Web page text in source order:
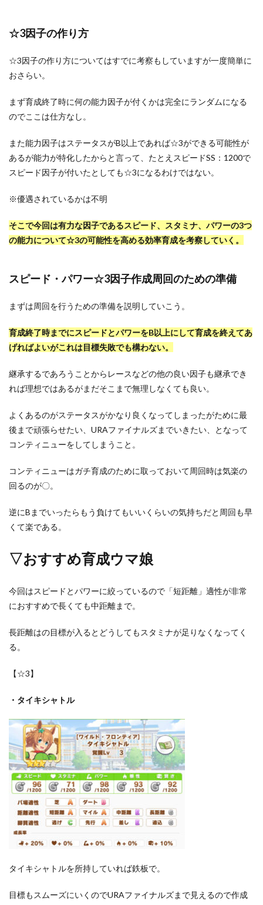
☆3因子の作り方
☆3因子の作り方についてはすでに考察もしていますが一度簡単に
おさらい。
まず育成終了時に何の能力因子が付くかは完全にランダムになる
のでここは仕方なし。
また能力因子はステータスがB以上であれば☆3ができる可能性が
あるが能力が特化したからと言って、たとえスピードSS：1200で
スピード因子が付いたとしても☆3になるわけではない。
※優遇されているかは不明
そこで今回は有力な因子であるスピード、スタミナ、パワーの3つ
の能力について☆3の可能性を高める効率育成を考察していく。
スピード・パワー☆3因子作成周回のための準備
まずは周回を行うための準備を説明していこう。
育成終了時までにスピードとパワーをB以上にして育成を終えてあ
げればよいがこれは目標失敗でも構わない。
継承するであろうことからレースなどの他の良い因子も継承でき
れば理想ではあるがまだそこまで無理しなくても良い。
よくあるのがステータスがかなり良くなってしまったがために最
後まで頑張らせたい、URAファイナルズまでいきたい、となって
コンティニューをしてしまうこと。
コンティニューはガチ育成のために取っておいて周回時は気楽の
回るのが〇。
逆にBまでいったらもう負けてもいいくらいの気持ちだと周回も早
くて楽である。
▽おすすめ育成ウマ娘
今回はスピードとパワーに絞っているので「短距離」適性が非常
におすすめで長くても中距離まで。
長距離はの目標が入るとどうしてもスタミナが足りなくなってく
る。
【☆3】
・タイキシャトル
タイキシャトルを所持していれば鉄板で。
目標もスムーズにいくのでURAファイナルズまで見えるので作成